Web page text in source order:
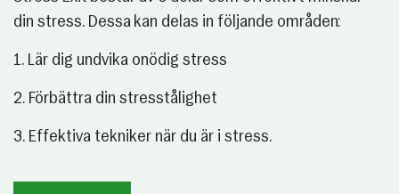
din stress. Dessa kan delas in följande områden:
1. Lär dig undvika onödig stress
2. Förbättra din stresstålighet
3. Effektiva tekniker när du är i stress.